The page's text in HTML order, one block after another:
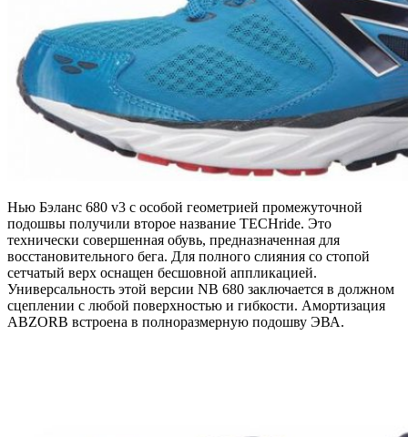
Нью Бэланс 680 v3 с особой геометрией промежуточной
подошвы получили второе название TECHride. Это
технически совершенная обувь, предназначенная для
восстановительного бега. Для полного слияния со стопой
сетчатый верх оснащен бесшовной аппликацией.
Универсальность этой версии NB 680 заключается в должном
сцеплении с любой поверхностью и гибкости. Амортизация
ABZORB встроена в полноразмерную подошву ЭВА.